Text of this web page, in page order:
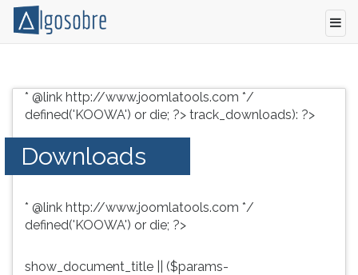
grátis
vestibular,
enem
concursos.
resumos
TAB
depois
F
para
ouvir
conteúdo
principal
* @link http://www.joomlatools.com */
defined('KOOWA') or die; ?> track_downloads): ?>
Downloads
* @link http://www.joomlatools.com */
defined('KOOWA') or die; ?>
show_document_title || ($params-